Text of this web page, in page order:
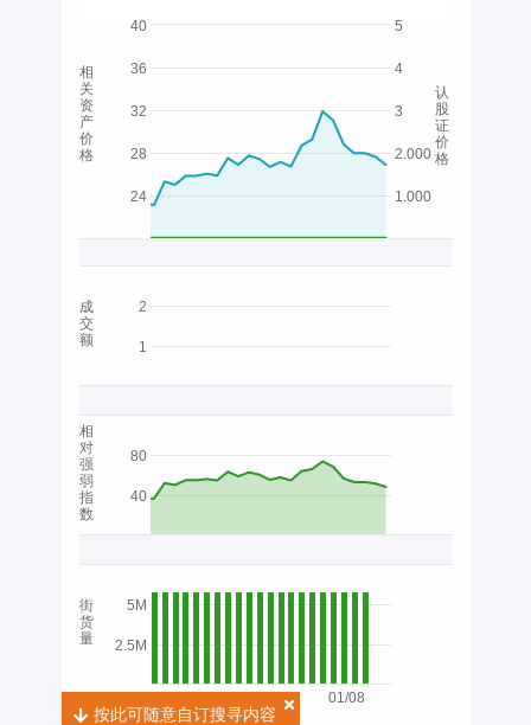
01/08
40
24
28
32
36
1.000
2.000
3
4
5
1
2
40
80
2.5M
5M
2026
相
关
资
产
价
格
认
股
证
价
格
成
交
额
相
对
强
弱
指
数
街
货
量
按此可随意自订搜寻内容
按此可随意自订搜寻内容